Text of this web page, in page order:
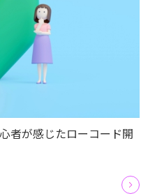
者が感じたローコード開